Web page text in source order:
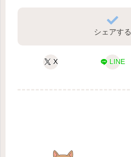
シェアする
X LINE